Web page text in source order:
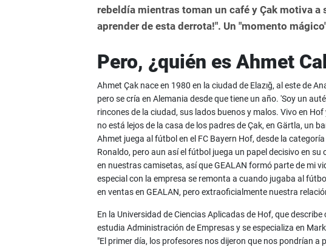
rebeldía mientras toman un café y Çak motiva a
aprender de esta derrota!". Un "momento
Pero, ¿quién es Ahmet
Ahmet Çak nace en 1980 en la ciudad de Elazığ, al este de
pero se cría en Alemania desde que tiene un año. 'Soy un
rincones de la ciudad, sus lados buenos y malos. Vivo en
no está lejos de la casa de los padres de Çak, en Gärtla, un
Ahmet juega al fútbol en el FC Bayern Hof, desde la
Ronaldo, pero aun así el fútbol juega un papel decisivo en su
en nuestras camisetas, así que GEALAN formó parte de mi
especial con la empresa se remonta a cuando jugaba al
en ventas en GEALAN, pero extraoficialmente nuestra
En la Universidad de Ciencias Aplicadas de Hof, que
estudia Administración de Empresas y se especializa en
"El primer día, los profesores nos dijeron que nos pondrían a